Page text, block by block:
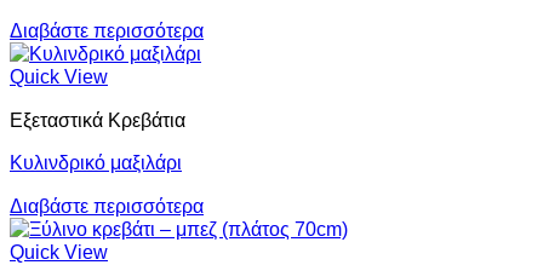
Διαβάστε περισσότερα
Quick View
Εξεταστικά Κρεβάτια
Κυλινδρικό μαξιλάρι
Διαβάστε περισσότερα
Quick View